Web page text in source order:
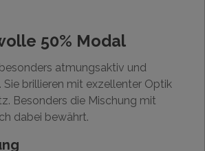
50% Modal
atmungsaktiv und
brillieren mit exzellenter Optik
Besonders die Mischung mit
dabei bewährt.